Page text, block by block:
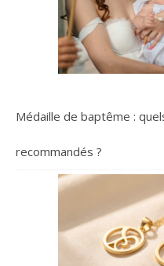
Médaille de baptême :
recommandés ?